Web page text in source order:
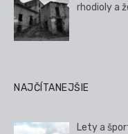
rhodioly a
NAJČÍTANEJŠIE
Lety a